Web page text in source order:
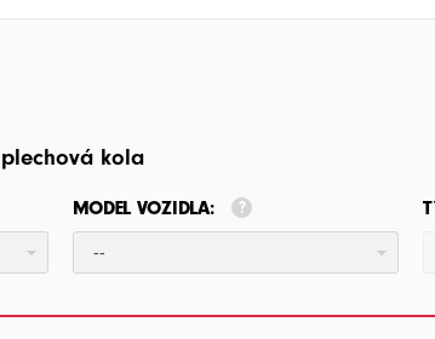
plechová kola
MODEL VOZIDLA:
--